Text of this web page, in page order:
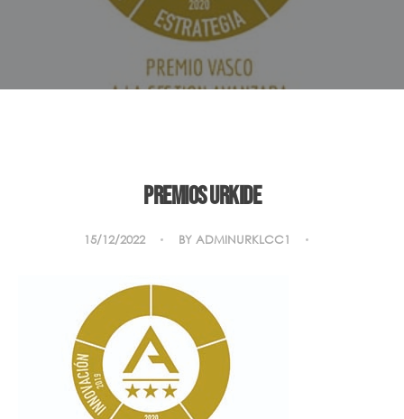
Premios URKIDE
15/12/2022 BY ADMINURKLCC1